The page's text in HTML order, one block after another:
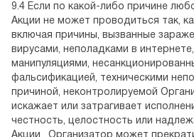
9.4 Если по какой-либо причине
Акции не может проводиться так,
включая причины, вызванные
вирусами, неполадками в
манипуляциями,
фальсификацией, техническими
причиной, неконтролируемой
искажает или затрагивает
честность, целостность или